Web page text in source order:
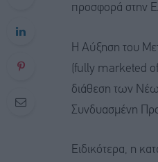
προσφορά στην
Η Αύξηση του
(fully marketed
διάθεση των
Συνδυασμένη
Ειδικότερα, η